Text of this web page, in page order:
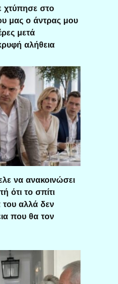
χτύπησε στο
μας ο άντρας μου
μετά
αλήθεια
να ανακοινώσει
ότι το σπίτι
του αλλά δεν
που θα τον